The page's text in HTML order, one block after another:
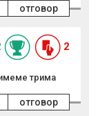
отговор
2
трима
отговор